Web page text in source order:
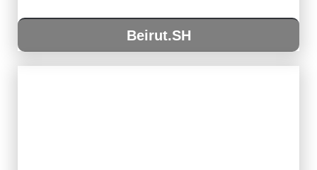
Beirut.SH